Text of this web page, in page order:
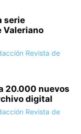
serie
Valeriano
Revista de
20.000 nuevos
digital
Revista de